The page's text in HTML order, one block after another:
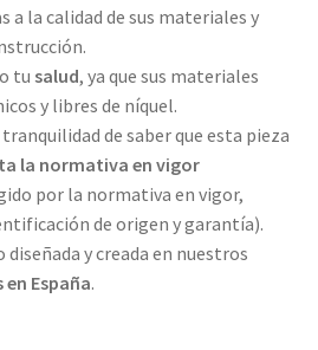
a la calidad de sus materiales y
tu salud, ya que sus materiales
y libres de níquel.
de saber que esta pieza
la normativa en vigor
por la normativa en vigor,
de origen y garantía).
diseñada y creada en nuestros
en España.